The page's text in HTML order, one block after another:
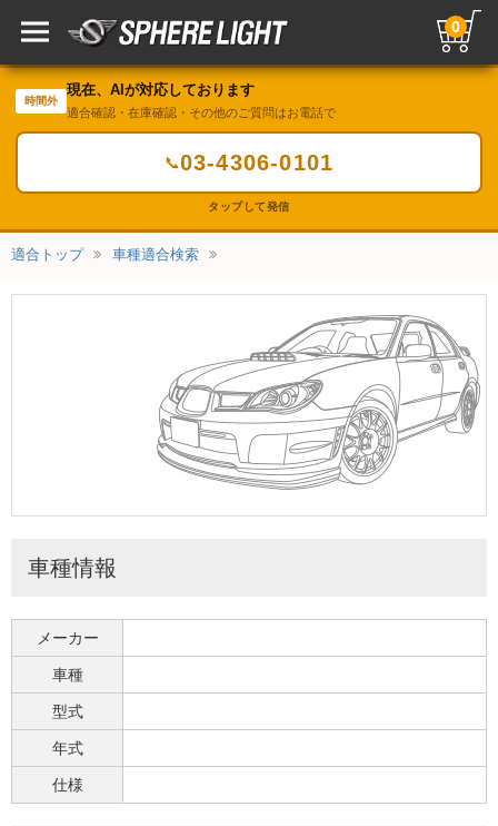
0
時間外
現在、AIが対応しております
適合確認・在庫確認・その他のご質問はお電話で
📞03-4306-0101
タップして発信
適合トップ 車種適合検索
車種情報
メーカー
車種
型式
年式
仕様